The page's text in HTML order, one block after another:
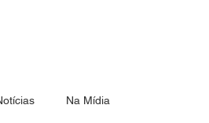
Na Mídia